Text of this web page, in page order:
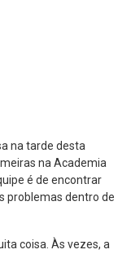
na tarde desta
na Academia
é de encontrar
problemas dentro de
coisa. Às vezes, a